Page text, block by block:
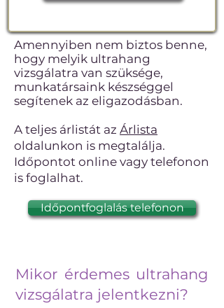
​Amennyiben nem biztos benne,
hogy melyik ultrahang
vizsgálatra van szüksége,
munkatársaink készséggel
segítenek az eligazodásban.
A teljes árlistát az Árlista
oldalunkon is megtalálja.
Időpontot online vagy telefonon
is foglalhat.
Időpontfoglalás telefonon
Mikor érdemes ultrahang
vizsgálatra jelentkezni?